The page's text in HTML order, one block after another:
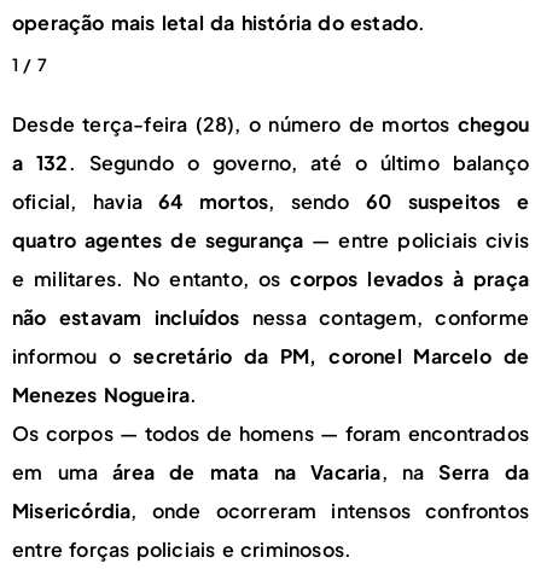
operação mais letal da história do estado.
1 / 7
Desde terça-feira (28), o número de mortos chegou
a 132. Segundo o governo, até o último balanço
oficial, havia64 mortos, sendo 60 suspeitos e
quatro agentes de segurança — entre policiais civis
e militares. No entanto, oscorpos levados à praça
não estavam incluídos nessa contagem, conforme
informou osecretário da PM, coronel Marcelo de
Menezes Nogueira.
Os corpos — todos de homens — foram encontrados
em umaárea de mata na Vacaria, naSerra da
Misericórdia, onde ocorreram intensos confrontos
entre forças policiais e criminosos.